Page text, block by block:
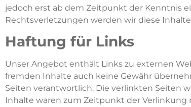
jedoch erst ab dem Zeitpunkt der Kenntnis
Rechtsverletzungen werden wir diese
Haftung für Links
Unser Angebot enthält Links zu externen
fremden Inhalte auch keine Gewähr
Seiten verantwortlich. Die verlinkten Seiten
Inhalte waren zum Zeitpunkt der